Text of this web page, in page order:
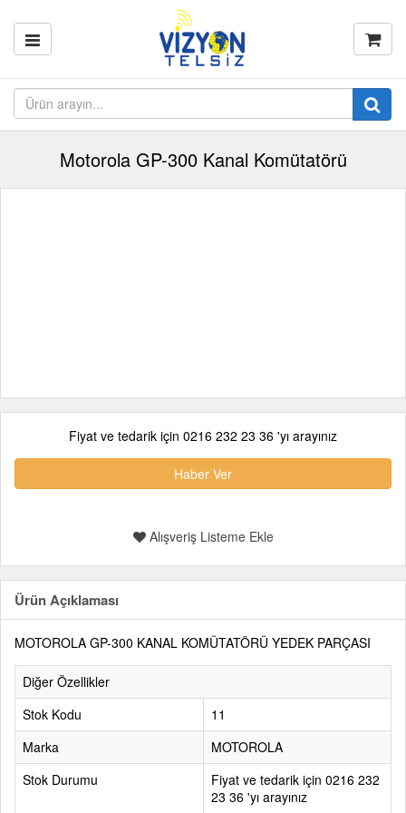
Motorola GP-300 Kanal Komütatörü
Fiyat ve tedarik için 0216 232 23 36 'yı arayınız
Haber Ver
Alışveriş Listeme Ekle
Ürün Açıklaması
MOTOROLA GP-300 KANAL KOMÜTATÖRÜ YEDEK PARÇASI
Diğer Özellikler
Stok Kodu
11
Marka
MOTOROLA
Stok Durumu
Fiyat ve tedarik için 0216 232
23 36 'yı arayınız